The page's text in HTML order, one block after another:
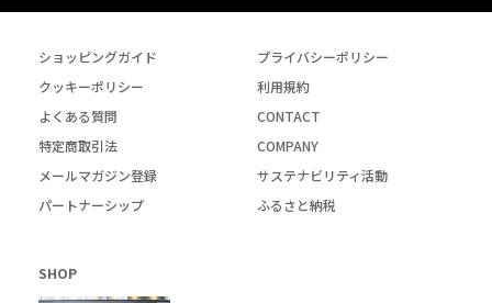
ショッピングガイド
プライバシーポリシー
クッキーポリシー
利用規約
よくある質問
CONTACT
特定商取引法
COMPANY
メールマガジン登録
サステナビリティ活動
パートナーシップ
ふるさと納税
SHOP